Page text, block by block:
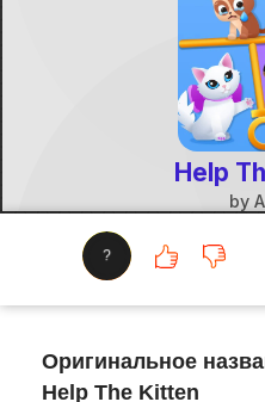
?
Оригинальное
Help The Kitten